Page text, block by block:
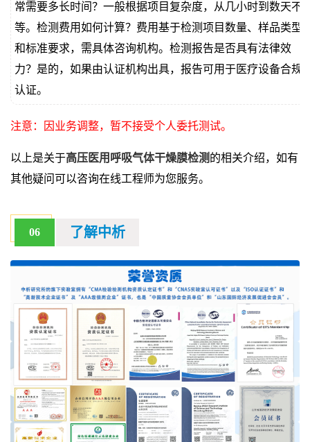
常需要多长时间？一般根据项目复杂度，从几小时到数天不
等。检测费用如何计算？费用基于检测项目数量、样品类型
和标准要求，需具体咨询机构。检测报告是否具有法律效
力？是的，如果由认证机构出具，报告可用于医疗设备合规
认证。
注意：因业务调整，暂不接受个人委托测试。
以上是关于高压医用呼吸气体干燥膜检测 的相关介绍，如有
其他疑问可以咨询在线工程师为您服务。
06 了解中析